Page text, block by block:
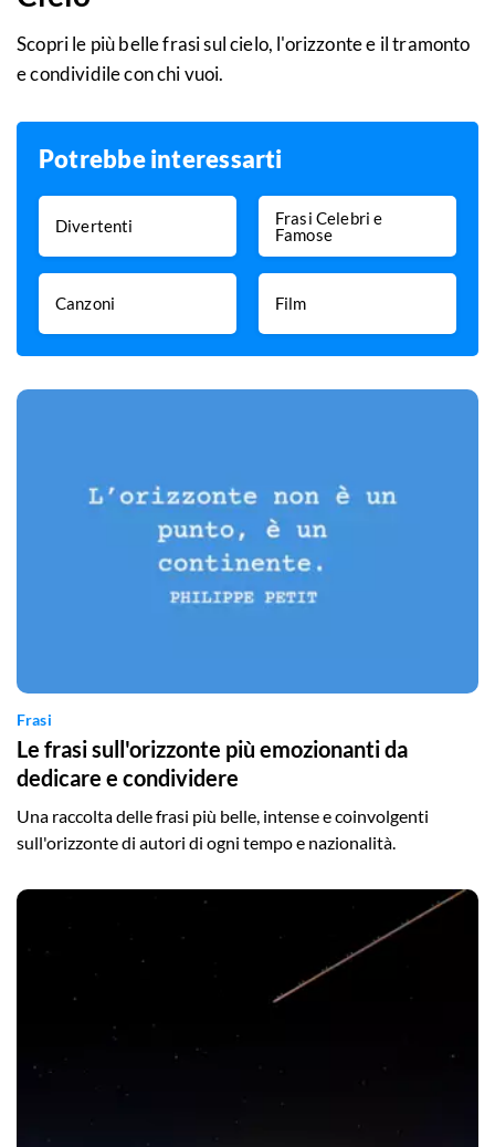
Scopri le più belle frasi sul cielo, l'orizzonte e il tramonto
e condividile con chi vuoi.
Potrebbe interessarti
Divertenti
Frasi Celebri e
Famose
Canzoni Film
Frasi
Le frasi sull'orizzonte più emozionanti da
dedicare e condividere
Una raccolta delle frasi più belle, intense e coinvolgenti
sull'orizzonte di autori di ogni tempo e nazionalità.